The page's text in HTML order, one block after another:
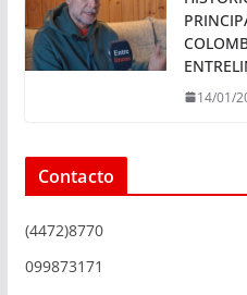
14/01/
Contacto
(4472)8770
099873171